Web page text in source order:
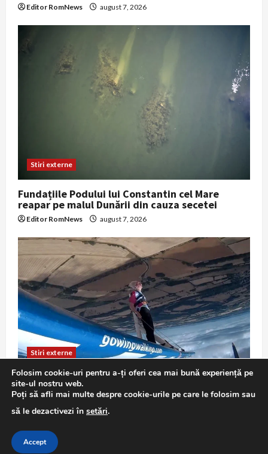
Editor RomNews august 7, 2026
Stiri externe
Fundațiile Podului lui Constantin cel Mare
reapar pe malul Dunării din cauza secetei
Editor RomNews august 7, 2026
Stiri externe
La 97 de ani, Betty Bromage a mers pe aripa
unui avion și a doborât recordul mondial
Editor RomNews august 7, 2026
Folosim cookie-uri pentru a-ți oferi cea mai bună experiență pe
site-ul nostru web.
Poți să afli mai multe despre cookie-urile pe care le folosim sau
să le dezactivezi în setări.
Accept